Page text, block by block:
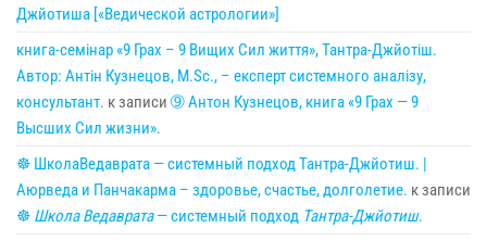
Джйотиша [«Ведической астрологии»]
книга-семінар «9 Грах – 9 Вищих Сил життя», Тантра-Джйотіш.
Автор: Антін Кузнецов, M.Sc., – експерт системного аналізу,
консультант. к записи ➈ Антон Кузнецов, книга «9 Грах — 9
Высших Сил жизни».
☸ ШколаВедаврата — системный подход Тантра-Джйотиш. |
Аюрведа и Панчакарма – здоровье, счастье, долголетие. к записи
☸ Школа Ведаврата— системный подход Тантра-Джйотиш.